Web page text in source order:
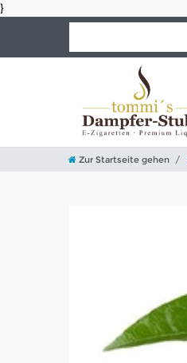
}
Zur Startseite gehen